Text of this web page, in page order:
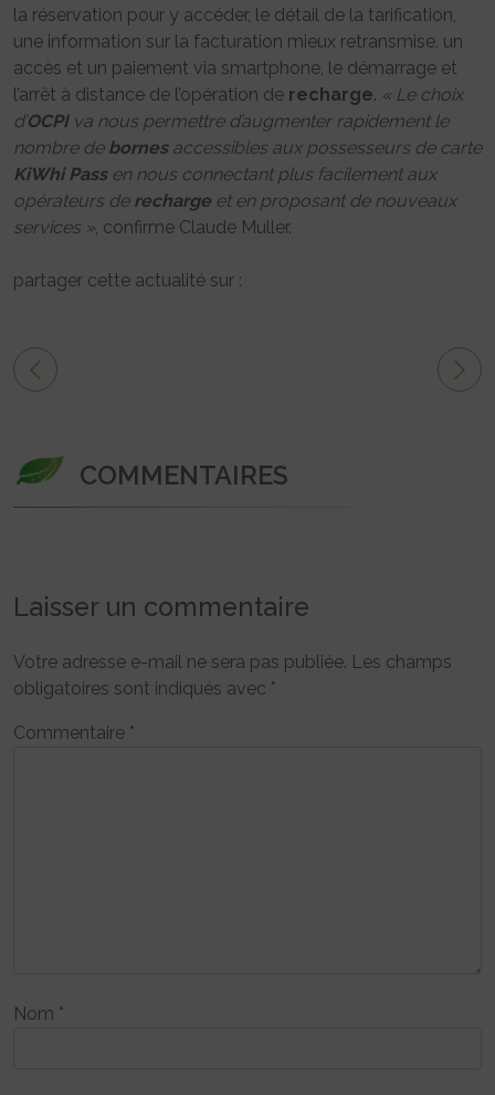
la réservation pour y accéder, le détail de la tarification,
une information sur la facturation mieux retransmise, un
accès et un paiement via smartphone, le démarrage et
l’arrêt à distance de l’opération de recharge. « Le choix
d’OCPIva nous permettre d’augmenter rapidement le
nombre de bornesaccessibles aux possesseurs de carte
KiWhi Passen nous connectant plus facilement aux
opérateurs de recharge et en proposant de nouveaux
services » , confirme Claude Muller.
partager cette actualité sur :
COMMENTAIRES
Laisser un commentaire
Votre adresse e-mail ne sera pas publiée. Les champs
obligatoires sont indiqués avec *
Commentaire *
Nom *